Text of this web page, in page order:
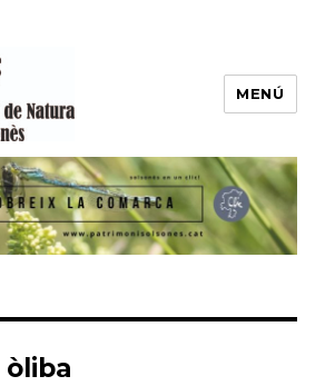
del Solsonès
MENÚ
òliba